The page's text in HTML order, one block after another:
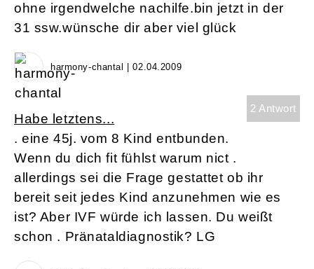
ohne irgendwelche nachilfe.bin jetzt in der
31 ssw.wünsche dir aber viel glück
harmony-chantal | 02.04.2009
2 Antwort
Habe letztens...
. eine 45j. vom 8 Kind entbunden.
Wenn du dich fit fühlst warum nict .
allerdings sei die Frage gestattet ob ihr
bereit seit jedes Kind anzunehmen wie es
ist? Aber IVF würde ich lassen. Du weißt
schon . Pränataldiagnostik? LG